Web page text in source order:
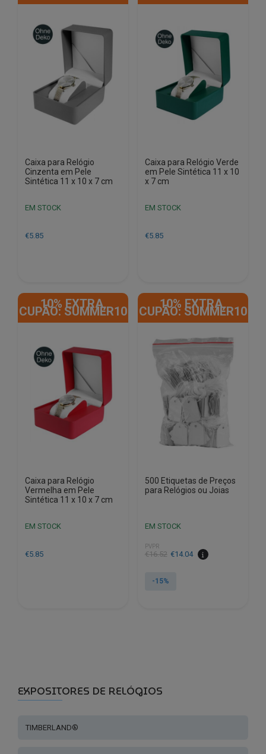
Caixa para Relógio
Cinzenta em Pele
Sintética 11 x 10 x 7 cm
EM STOCK
€5.85
Caixa para Relógio Verde
em Pele Sintética 11 x 10
x 7 cm
EM STOCK
€5.85
10% EXTRA,
CUPÃO: SUMMER10
Caixa para Relógio
Vermelha em Pele
Sintética 11 x 10 x 7 cm
EM STOCK
€5.85
10% EXTRA,
CUPÃO: SUMMER10
500 Etiquetas de Preços
para Relógios ou Joias
EM STOCK
PVPR
€16.52
O
original
€14.04
O
atual
-15%
EXPOSITORES DE RELÓGIOS
TIMBERLAND®